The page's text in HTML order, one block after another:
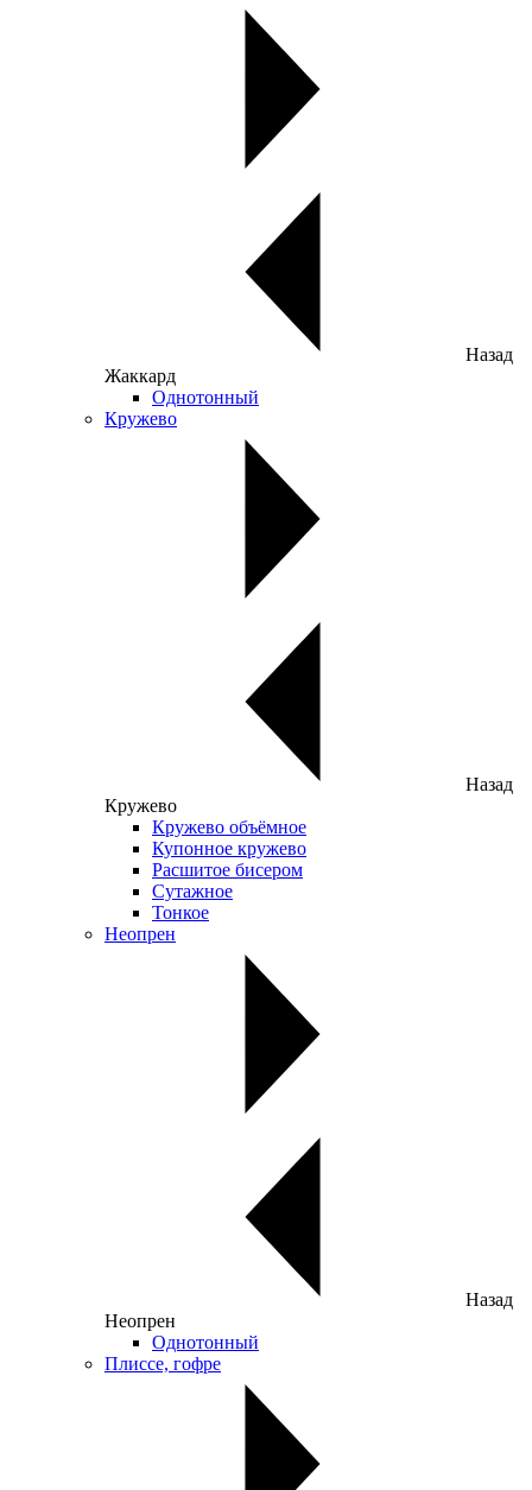
Назад
Жаккард
Однотонный
Кружево
Назад
Кружево
Кружево объёмное
Купонное кружево
Расшитое бисером
Сутажное
Тонкое
Неопрен
Назад
Неопрен
Однотонный
Плиссе, гофре